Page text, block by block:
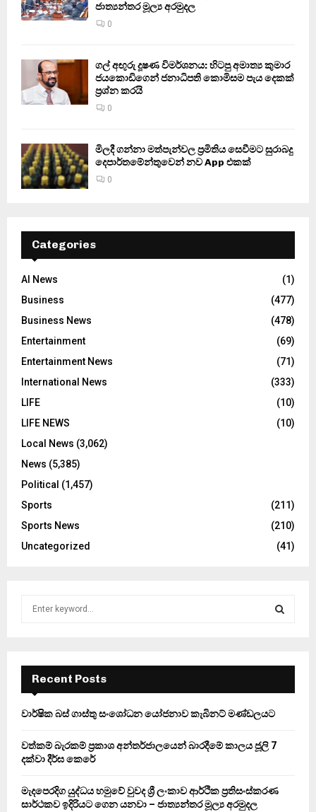
ජාත්‍යන්තර මූල්‍ය අරමුදල
0
ගල් අඟුරු දූෂණ විමර්ශනය: හිටපු අමාත්‍ය කුමාර
ජයකොඩිගෙන් ජනාධිපති කොමිසම පැය දෙකක්
ප්‍රශ්න කරයි
0
මිලදී ගන්නා මත්පැන්වල ප්‍රමිතිය සෙවීමට සුරාබදු
දෙපාර්තමේන්තුවෙන් නව App එකක්
0
Categories
AI News
(1)
Business
(477)
Business News
(478)
Entertainment
(69)
Entertainment News
(71)
International News
(333)
LIFE
(10)
LIFE NEWS
(10)
Local News (3,062)
News (5,385)
Political (1,457)
Sports
(211)
Sports News
(210)
Uncategorized
(41)
f
r
E
A
Recent Posts
වාර්ෂික බස් ගාස්තු සංශෝධන යෝජනාව කැබිනට් මණ්ඩලයට
වත්කම් බැරකම් ප්‍රකාශ අන්තර්ජාලයෙන් බාරදීමේ කාලය ජූලි 7
දක්වා දීර්ඝ කෙරේ
මැදපෙරදිග යුද්ධය හමුවේ වුවද ශ්‍රී ලංකාව ආර්ථික ප්‍රතිසංස්කරණ
සාර්ථකව ඉදිරියට ගෙන යනවා – ජාත්‍යන්තර මූල්‍ය අරමුදල